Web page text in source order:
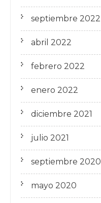
septiembre 2022
abril 2022
febrero 2022
enero 2022
diciembre 2021
julio 2021
septiembre 2020
mayo 2020